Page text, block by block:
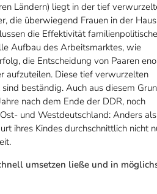
Ländern) liegt in der tief
die überwiegend Frauen in der
die Effektivität
Aufbau des Arbeitsmarktes, wie
die Entscheidung von Paaren
aufzuteilen. Diese tief verwurzelten
beständig. Auch aus diesem
nach dem Ende der DDR, noch
und Westdeutschland: Anders
ihres Kindes durchschnittlich nicht
umsetzen ließe und in